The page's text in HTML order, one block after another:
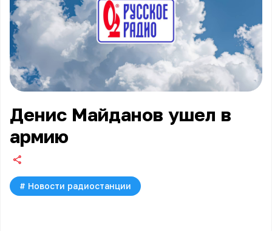
Денис Майданов ушел в
армию
# Новости радиостанции